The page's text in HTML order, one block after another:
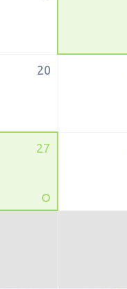
20
27